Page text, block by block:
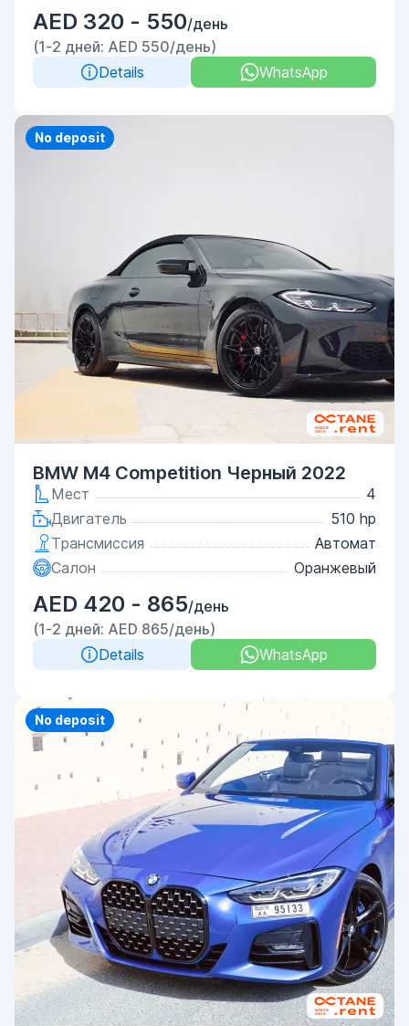
AED 320 - 550/день
(1-2 дней: AED 550/день)
Details
WhatsApp
Priority
No deposit
BMW M4 Competition Черный 2022
Мест
4
Двигатель
510 hp
Трансмиссия
Автомат
Салон
Оранжевый
AED 420 - 865/день
(1-2 дней: AED 865/день)
Details
WhatsApp
Priority
No deposit